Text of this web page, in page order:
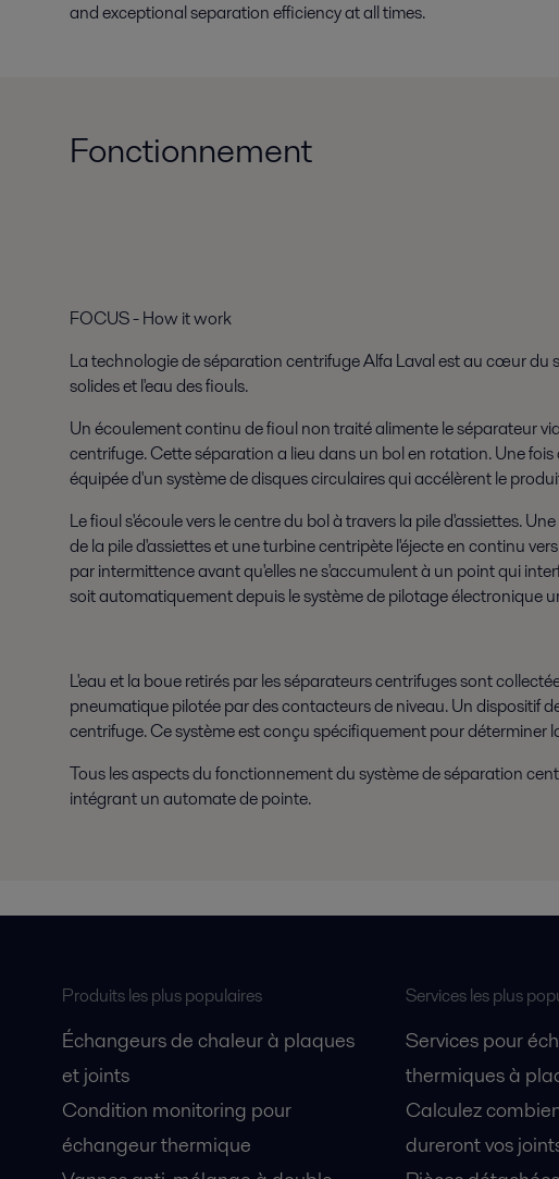
and exceptional separation efficiency at all times.
Fonctionnement
FOCUS - How it work
La technologie de séparation centrifuge Alfa Laval est au cœur du
solides et l'eau des fiouls.
Un écoulement continu de fioul non traité alimente le séparateur
centrifuge. Cette séparation a lieu dans un bol en rotation. Une
équipée d'un système de disques circulaires qui accélèrent le
Le fioul s'écoule vers le centre du bol à travers la pile d'assiettes.
de la pile d'assiettes et une turbine centripète l'éjecte en continu
par intermittence avant qu'elles ne s'accumulent à un point qui
soit automatiquement depuis le système de pilotage électronique
L'eau et la boue retirés par les séparateurs centrifuges sont
pneumatique pilotée par des contacteurs de niveau. Un dispositif
centrifuge. Ce système est conçu spécifiquement pour
Tous les aspects du fonctionnement du système de séparation
intégrant un automate de pointe.
Produits les plus populaires
Échangeurs de chaleur à plaques
et joints
Condition monitoring pour
échangeur thermique
Services les plus
Services pour
thermiques à
Calculez
dureront vos